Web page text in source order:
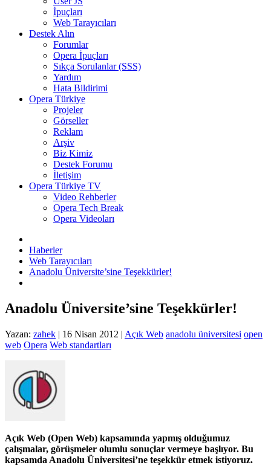
İpuçları
Web Tarayıcıları
Destek Alın
Forumlar
Opera İpuçları
Sıkça Sorulanlar (SSS)
Yardım
Hata Bildirimi
Opera Türkiye
Projeler
Görseller
Reklam
Arşiv
Biz Kimiz
Destek Forumu
İletişim
Opera Türkiye TV
Video Rehberler
Opera Tech Break
Opera Videoları
Haberler
Web Tarayıcıları
Anadolu Üniversite’sine Teşekkürler!
Anadolu Üniversite’sine Teşekkürler!
Yazan: zahek | 16 Nisan 2012 | Açık Web anadolu üniversitesi open
web Opera Web standartları
Açık Web (Open Web) kapsamında yapmış olduğumuz
çalışmalar, görüşmeler olumlu sonuçlar vermeye başlıyor. Bu
kapsamda Anadolu Üniversitesi’ne teşekkür etmek istiyoruz.